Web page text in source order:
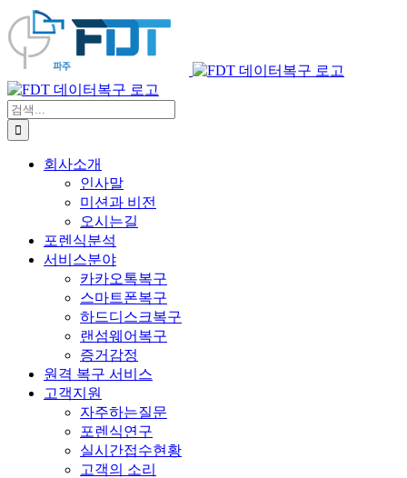
콘
텐
츠
건
너
뛰
검
색:
회사소개
인사말
미션과 비전
오시는길
포렌식분석
서비스분야
카카오톡복구
스마트폰복구
하드디스크복구
랜섬웨어복구
증거감정
원격 복구 서비스
고객지원
자주하는질문
포렌식연구
실시간접수현황
고객의 소리